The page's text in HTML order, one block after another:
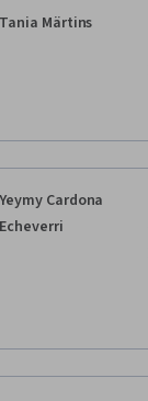
Tania Märtins
Yeymy Cardona
Echeverri